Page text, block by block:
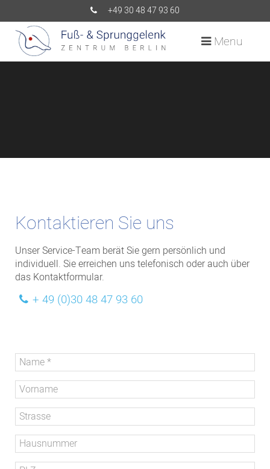
+49 30 48 47 93 60
Menu
Kontaktieren Sie uns
Unser Service-Team berät Sie gern persönlich und
individuell. Sie erreichen uns telefonisch oder auch über
das Kontaktformular.
+ 49 (0)30 48 47 93 60